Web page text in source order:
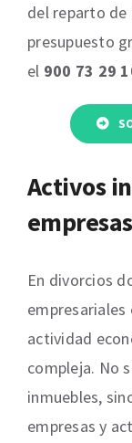
del reparto de
presupuesto
el 900 73 29
Activos
empresas
En divorcios
actividad
compleja. No
inmuebles,
empresas y